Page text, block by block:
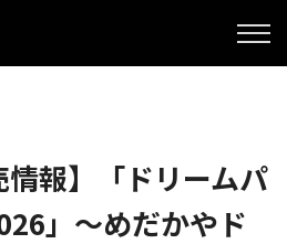
情報】「ドリームパ
」～めだかやド